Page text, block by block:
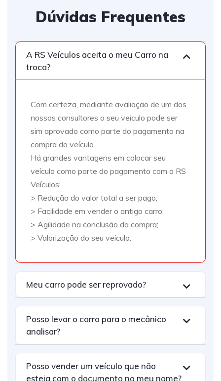
Dúvidas Frequentes
A RS Veículos aceita o meu Carro na
troca?
Com certeza, mediante avaliação de um dos
nossos consultores o seu veículo pode ser
sim aprovado como parte do pagamento na
compra do veículo.
Há grandes vantagens em colocar seu
veículo como parte do pagamento com a RS
Veículos:
> Redução do valor total a ser pago;
> Facilidade em vender o antigo carro;
> Agilidade na conclusão da compra;
> Valorização do seu veículo.
Meu carro pode ser reprovado?
Posso levar o carro para o mecânico
analisar?
Posso vender um veículo que não
esteja com o documento no meu nome?